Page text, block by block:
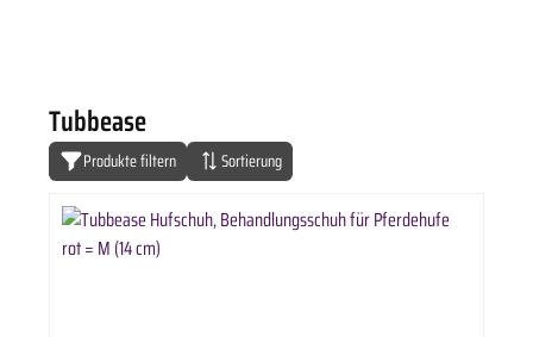
Tubbease
Produkte filtern Sortierung